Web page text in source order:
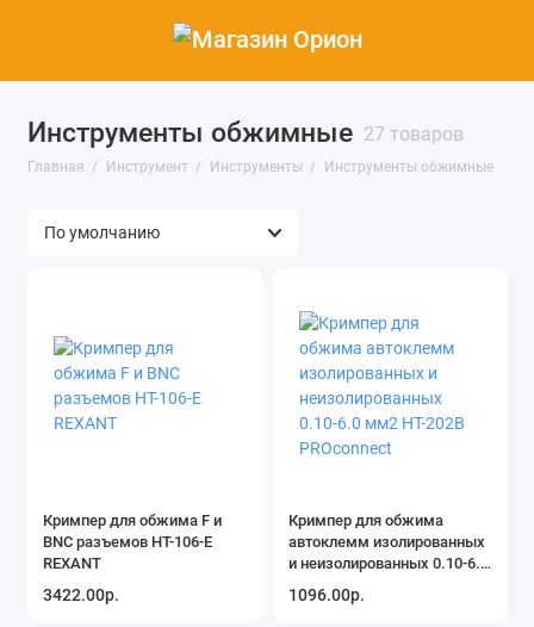
Инструменты обжимные 27 товаров
Главная Инструмент Инструменты Инструменты обжимные
Инструменты
Кримпер для обжима F и
BNC разъемов HT-106-E
REXANT
3422.00р.
Кримпер для обжима
автоклемм изолированных
и неизолированных 0.10-6.0
1096.00р.